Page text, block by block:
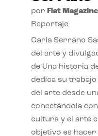
por Flat Magazine
Reportaje
Carla Serrano
del arte y
de Una historia
dedica su
del arte desde
conectándola
cultura y el arte
objetivo es hacer